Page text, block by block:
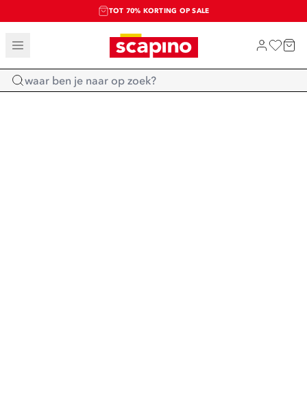
TOT 70% KORTING OP SALE
SALE: LAATSTE KANS!
SHOP NIEUW
Home